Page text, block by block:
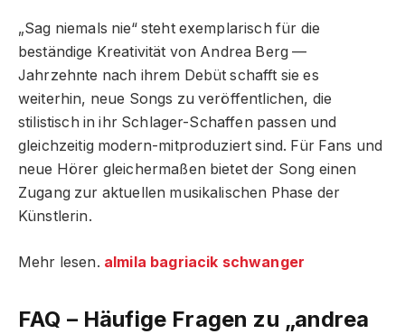
„Sag niemals nie“ steht exemplarisch für die
beständige Kreativität von Andrea Berg —
Jahrzehnte nach ihrem Debüt schafft sie es
weiterhin, neue Songs zu veröffentlichen, die
stilistisch in ihr Schlager-Schaffen passen und
gleichzeitig modern-mitproduziert sind. Für Fans und
neue Hörer gleichermaßen bietet der Song einen
Zugang zur aktuellen musikalischen Phase der
Künstlerin.
Mehr lesen. almila bagriacik schwanger
FAQ – Häufige Fragen zu „andrea